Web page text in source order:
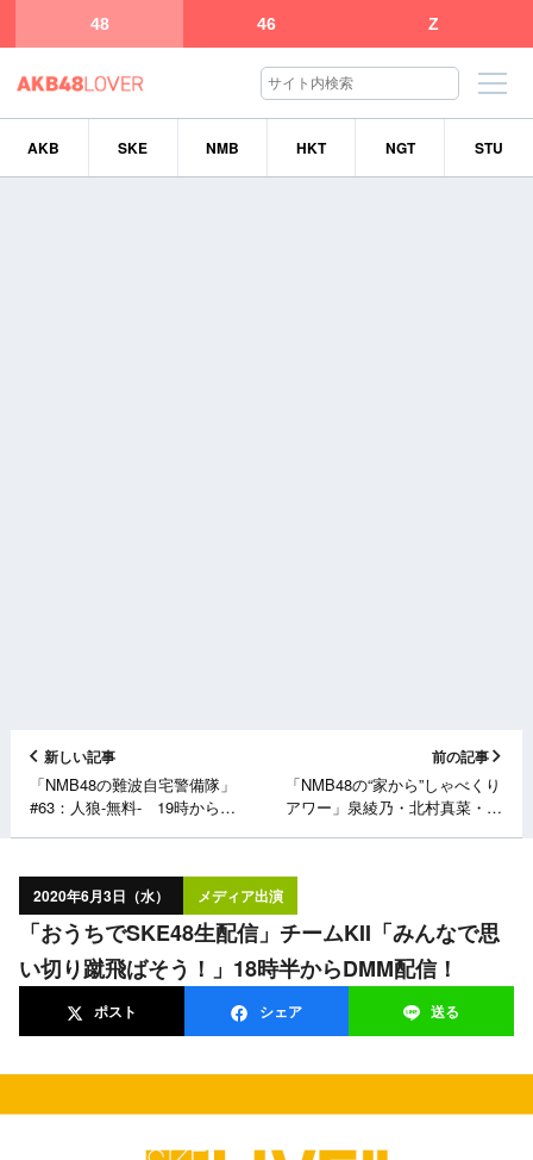
48 46 Z
AKB SKE NMB HKT NGT STU
新しい記事
「NMB48の難波自宅警備隊」
#63：人狼-無料- 19時から
前の記事
「NMB48の“家から”しゃべくり
アワー」泉綾乃・北村真菜・中
2020年6月3日（水） メディア出演
「おうちでSKE48生配信」チームKII「みんなで思
い切り蹴飛ばそう！」18時半からDMM配信！
ポスト シェア 送る